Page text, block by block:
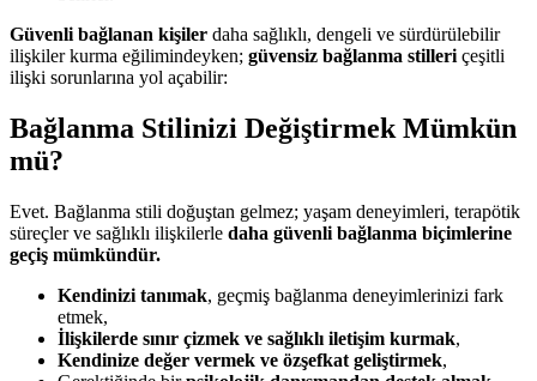
Güvenli bağlanan kişiler daha sağlıklı, dengeli ve sürdürülebilir
ilişkiler kurma eğilimindeyken; güvensiz bağlanma stilleri çeşitli
ilişki sorunlarına yol açabilir:
Bağlanma Stilinizi Değiştirmek Mümkün
mü?
Evet. Bağlanma stili doğuştan gelmez; yaşam deneyimleri, terapötik
süreçler ve sağlıklı ilişkilerle daha güvenli bağlanma biçimlerine
geçiş mümkündür.
Kendinizi tanımak, geçmiş bağlanma deneyimlerinizi fark
etmek,
İlişkilerde sınır çizmek ve sağlıklı iletişim kurmak,
Kendinize değer vermek ve özşefkat geliştirmek,